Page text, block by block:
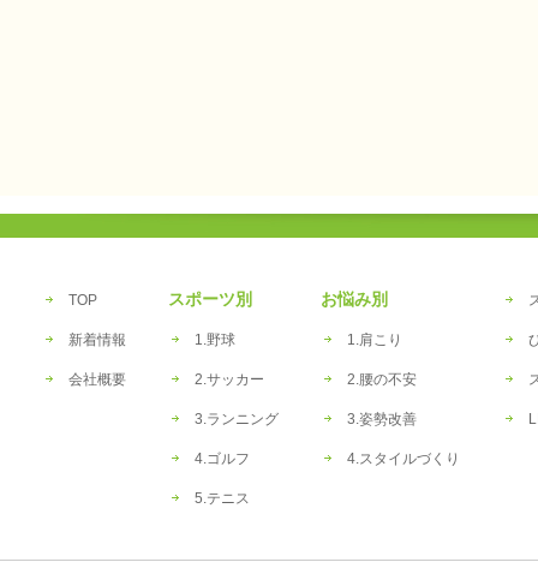
TOP
新着情報
会社概要
スポーツ別
1.野球
2.サッカー
3.ランニング
4.ゴルフ
5.テニス
お悩み別
1.肩こり
2.腰の不安
3.姿勢改善
4.スタイルづくり